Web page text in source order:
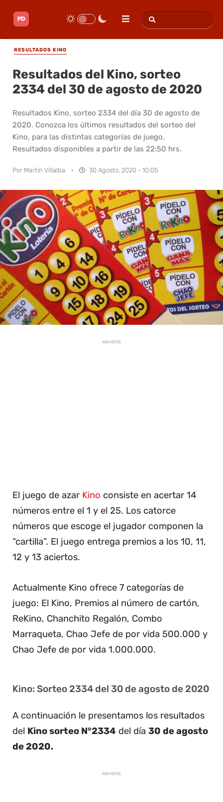
RESULTADOS KINO
Resultados del Kino, sorteo
2334 del 30 de agosto de 2020
Resultados Kino, sorteo 2334 del día 30 de agosto de
2020. Conozca los últimos resultados del sorteo del
Kino, para las distintas categorías de juego.
Resultados disponibles a partir de las 22:50 hrs.
Por Martín Villalba · 30 Agosto, 2020 - 10:05
ANUNCIOS
El juego de azar Kino consiste en acertar 14
números entre el 1 y el 25. Los catorce
números que escoge el jugador componen la
“cartilla”. El juego entrega premios a los 10, 11,
12 y 13 aciertos.
Actualmente Kino ofrece 7 categorías de
juego: El Kino, Premios al número de cartón,
ReKino, Chanchito Regalón, Combo
Marraqueta, Chao Jefe de por vida 500.000 y
Chao Jefe de por vida 1.000.000.
Kino: Sorteo 2334 del 30 de agosto de 2020
A continuación le presentamos los resultados
del Kino sorteo N°2334 del día 30 de agosto
de 2020.
ANUNCIOS